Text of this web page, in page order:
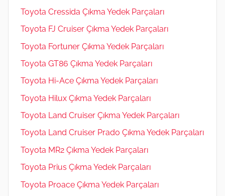
Toyota Cressida Çıkma Yedek Parçaları
Toyota FJ Cruiser Çıkma Yedek Parçaları
Toyota Fortuner Çıkma Yedek Parçaları
Toyota GT86 Çıkma Yedek Parçaları
Toyota Hi-Ace Çıkma Yedek Parçaları
Toyota Hilux Çıkma Yedek Parçaları
Toyota Land Cruiser Çıkma Yedek Parçaları
Toyota Land Cruiser Prado Çıkma Yedek Parçaları
Toyota MR2 Çıkma Yedek Parçaları
Toyota Prius Çıkma Yedek Parçaları
Toyota Proace Çıkma Yedek Parçaları